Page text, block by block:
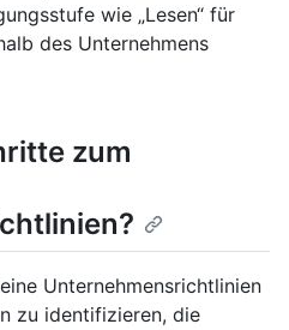
wie „Lesen“ für
des Unternehmens
zum
Unternehmensrichtlinien
zu identifizieren, die